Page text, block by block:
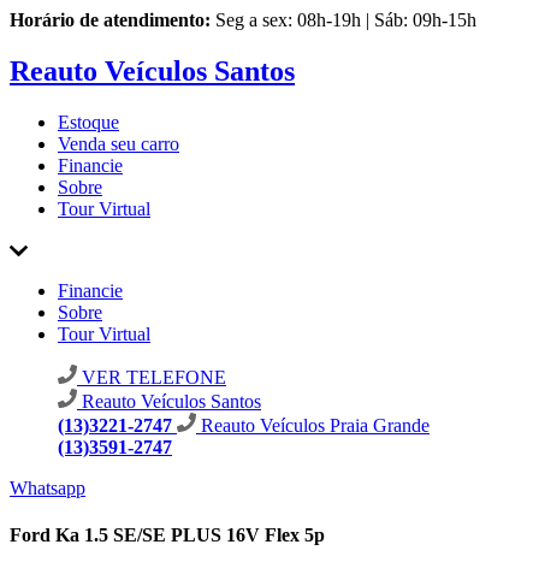
Horário de atendimento: Seg a sex: 08h-19h | Sáb: 09h-15h
Reauto Veículos Santos
Estoque
Venda seu carro
Financie
Sobre
Tour Virtual
Financie
Sobre
Tour Virtual
VER TELEFONE
Reauto Veículos Santos
(13)3221-2747
Reauto Veículos Praia Grande
(13)3591-2747
Whatsapp
Ford Ka 1.5 SE/SE PLUS 16V Flex 5p